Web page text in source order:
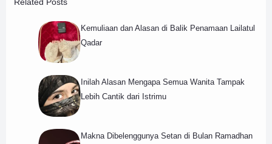
Related Posts
Kemuliaan dan Alasan di Balik Penamaan Lailatul
Qadar
Inilah Alasan Mengapa Semua Wanita Tampak
Lebih Cantik dari Istrimu
Makna Dibelenggunya Setan di Bulan Ramadhan